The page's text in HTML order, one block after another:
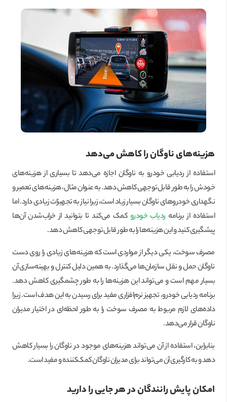
هزینه‌های ناوگان را کاهش می‌دهد
استفاده از ردیابی خودرو به ناوگان اجازه می‌دهد تا بسیاری از هزینه‌های
خودش را به طور قابل‌توجهی کاهش دهد. به عنوان مثال، هزینه‌های تعمیر و
نگهداری خودروهای ناوگان بسیار زیاد است، زیرا نیاز به تجهیزات زیادی دارد. اما
استفاده از برنامه ردیاب خودرو کمک می‌کند تا بتوانید از خراب‌شدن آن‌ها
پیشگیری کنید و این هزینه‌ها را به طور قابل‌توجهی کاهش دهد.
مصرف سوخت، یکی دیگر از مواردی است که هزینه‌های زیادی را روی دست
ناوگان حمل و نقل سازمان‌ها می‌گذارد. به همین دلیل کنترل و بهینه‌سازی آن
بسیار مهم است و می‌تواند این هزینه‌ها را به طور چشمگیری کاهش دهد.
برنامه ردیابی خودرو، تجهیز نرم‌افزاری مفید برای رسیدن به این هدف است. زیرا
داده‌های لازم مربوط به مصرف سوخت را به طور لحظه‌ای در اختیار مدیران
ناوگان قرار می‌دهد.
بنابراین، استفاده از آن می‌تواند هزینه‌های موجود در ناوگان را بسیار کاهش
دهد و به کارگیری آن می‌تواند برای مدیران ناوگان کمک‌کننده و مفید است.
امکان پایش رانندگان در هر جایی را دارید